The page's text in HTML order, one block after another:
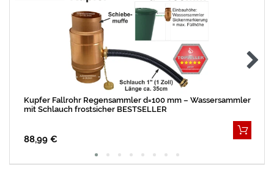
Kupfer Fallrohr Regensammler d=100 mm – Wassersammler
mit Schlauch frostsicher BESTSELLER
88,99 €